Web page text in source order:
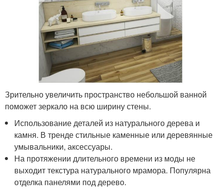
Зрительно увеличить пространство небольшой ванной
поможет зеркало на всю ширину стены.
Использование деталей из натурального дерева и
камня. В тренде стильные каменные или деревянные
умывальники, аксессуары.
На протяжении длительного времени из моды не
выходит текстура натурального мрамора. Популярна
отделка панелями под дерево.